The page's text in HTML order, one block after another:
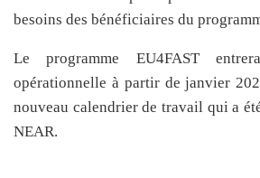
besoins des bénéficiaires du
Le programme EU4FAST
opérationnelle à partir de janvier
nouveau calendrier de travail qui a
NEAR.